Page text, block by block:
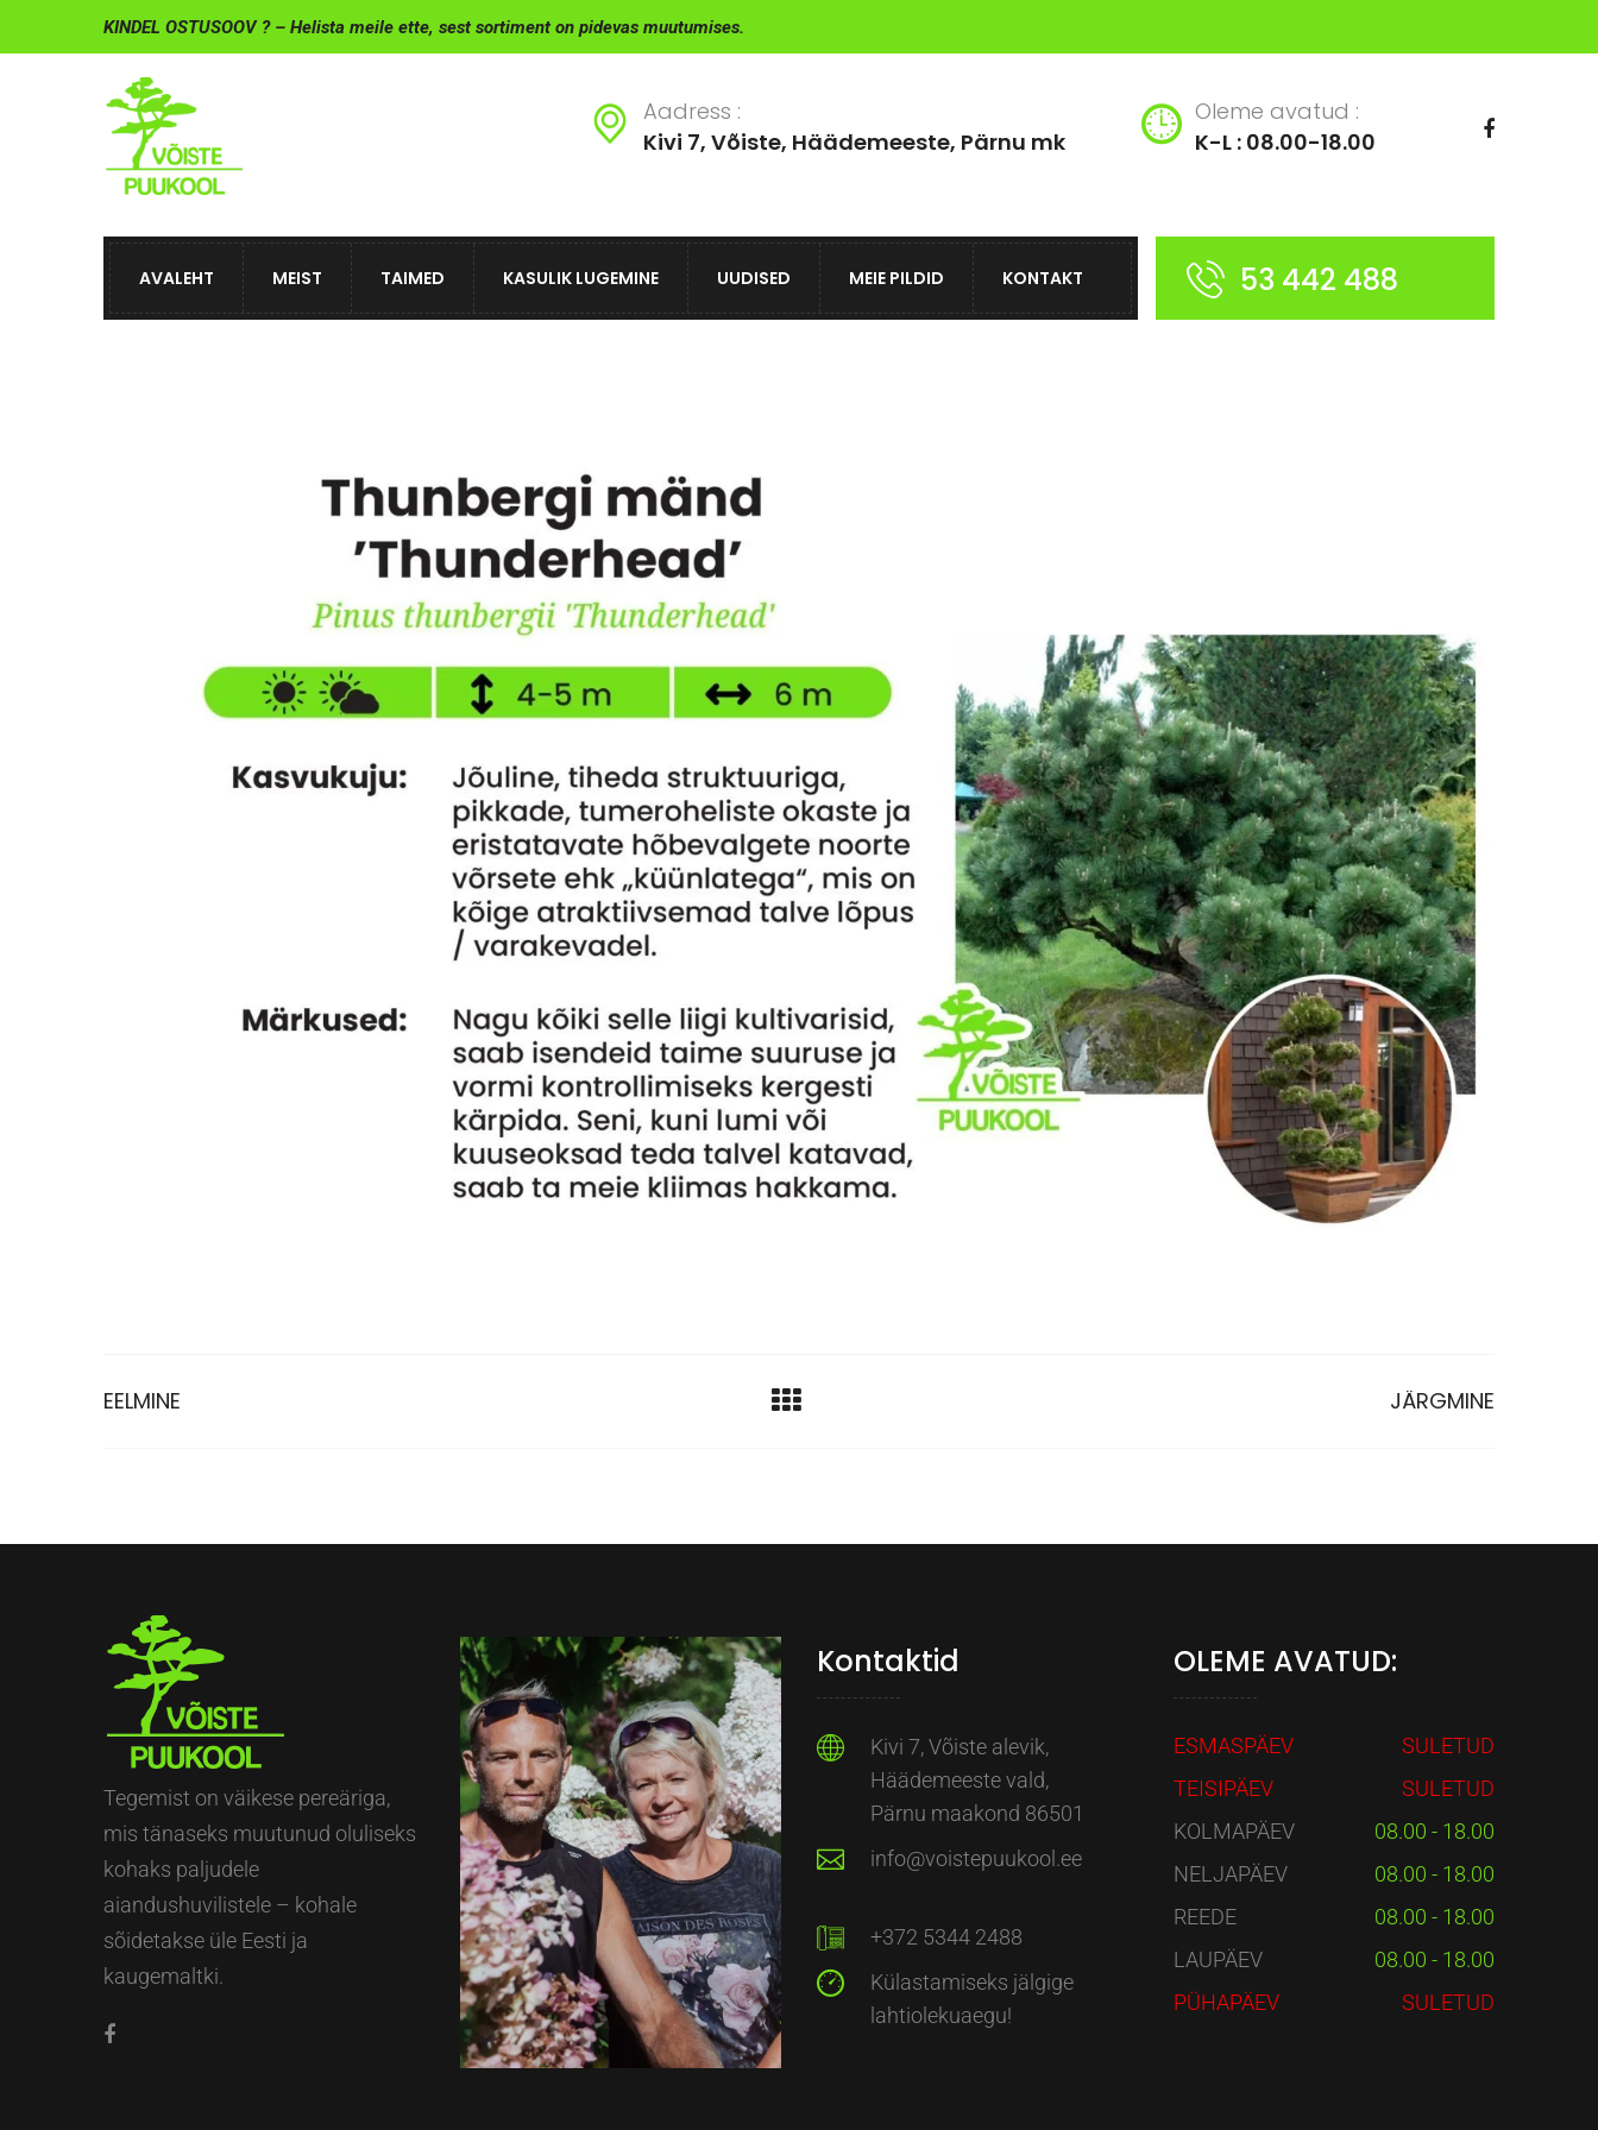
KINDEL OSTUSOOV ? – Helista meile ette, sest sortiment on pidevas muutumises.
Aadress :
Kivi 7, Võiste, Häädemeeste, Pärnu mk
Oleme avatud :
K-L : 08.00-18.00
AVALEHT MEIST TAIMED KASULIK LUGEMINE UUDISED MEIE PILDID KONTAKT 53 442 488
EELMINE JÄRGMINE
Tegemist on väikese pereäriga,
mis tänaseks muutunud oluliseks
kohaks paljudele
aiandushuvilistele – kohale
sõidetakse üle Eesti ja
kaugemaltki.
Kontaktid
Kivi 7, Võiste alevik,
Häädemeeste vald,
Pärnu maakond 86501
info@voistepuukool.ee
+372 5344 2488
Külastamiseks jälgige
lahtiolekuaegu!
OLEME AVATUD:
ESMASPÄEV
SULETUD
TEISIPÄEV
SULETUD
KOLMAPÄEV
08.00 - 18.00
NELJAPÄEV
08.00 - 18.00
REEDE
08.00 - 18.00
LAUPÄEV
08.00 - 18.00
PÜHAPÄEV
SULETUD